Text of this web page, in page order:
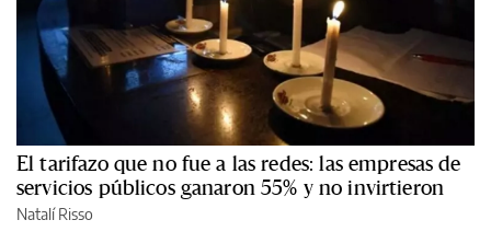
El tarifazo que no fue a las redes: las empresas de
servicios públicos ganaron 55% y no invirtieron
Natalí Risso